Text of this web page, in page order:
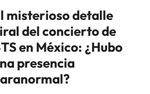
misterioso detalle
del concierto de
en México: ¿Hubo
presencia